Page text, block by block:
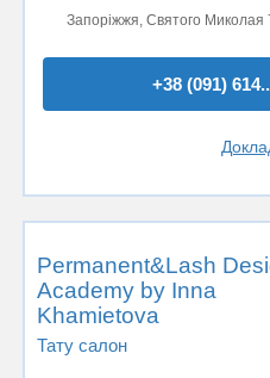
Запоріжжя, Святого Миколая
+38 (091) 614..
Permanent&Lash
Academy by Inna
Khamietova
Тату салон